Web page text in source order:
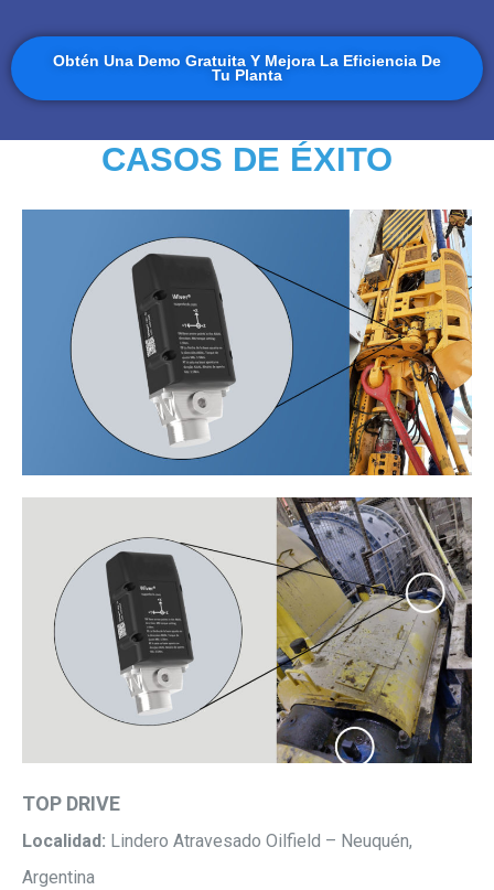
Obtén Una Demo Gratuita Y Mejora La Eficiencia De
Tu Planta
CASOS DE ÉXITO
TOP DRIVE
Localidad: Lindero Atravesado Oilfield – Neuquén,
Argentina